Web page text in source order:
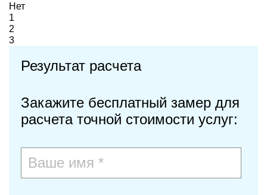
Нет
1
2
3
Результат расчета
Закажите бесплатный замер для
расчета точной стоимости услуг: